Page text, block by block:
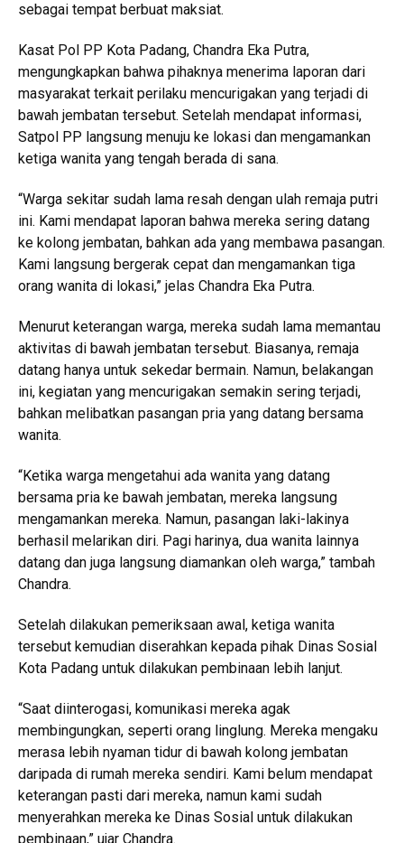
sebagai tempat berbuat maksiat.
Kasat Pol PP Kota Padang, Chandra Eka Putra,
mengungkapkan bahwa pihaknya menerima laporan dari
masyarakat terkait perilaku mencurigakan yang terjadi di
bawah jembatan tersebut. Setelah mendapat informasi,
Satpol PP langsung menuju ke lokasi dan mengamankan
ketiga wanita yang tengah berada di sana.
“Warga sekitar sudah lama resah dengan ulah remaja putri
ini. Kami mendapat laporan bahwa mereka sering datang
ke kolong jembatan, bahkan ada yang membawa pasangan.
Kami langsung bergerak cepat dan mengamankan tiga
orang wanita di lokasi,” jelas Chandra Eka Putra.
Menurut keterangan warga, mereka sudah lama memantau
aktivitas di bawah jembatan tersebut. Biasanya, remaja
datang hanya untuk sekedar bermain. Namun, belakangan
ini, kegiatan yang mencurigakan semakin sering terjadi,
bahkan melibatkan pasangan pria yang datang bersama
wanita.
“Ketika warga mengetahui ada wanita yang datang
bersama pria ke bawah jembatan, mereka langsung
mengamankan mereka. Namun, pasangan laki-lakinya
berhasil melarikan diri. Pagi harinya, dua wanita lainnya
datang dan juga langsung diamankan oleh warga,” tambah
Chandra.
Setelah dilakukan pemeriksaan awal, ketiga wanita
tersebut kemudian diserahkan kepada pihak Dinas Sosial
Kota Padang untuk dilakukan pembinaan lebih lanjut.
“Saat diinterogasi, komunikasi mereka agak
membingungkan, seperti orang linglung. Mereka mengaku
merasa lebih nyaman tidur di bawah kolong jembatan
daripada di rumah mereka sendiri. Kami belum mendapat
keterangan pasti dari mereka, namun kami sudah
menyerahkan mereka ke Dinas Sosial untuk dilakukan
pembinaan,” ujar Chandra.